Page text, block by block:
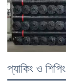
প্যাকিং ও শিপিং